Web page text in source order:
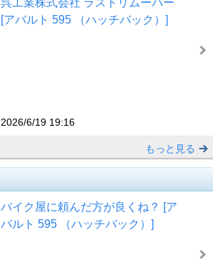
[アバルト 595 （ハッチバック）]
2026/6/19 19:16
もっと見る
バイク屋に頼んだ方が良くね？ [ア
バルト 595 （ハッチバック）]